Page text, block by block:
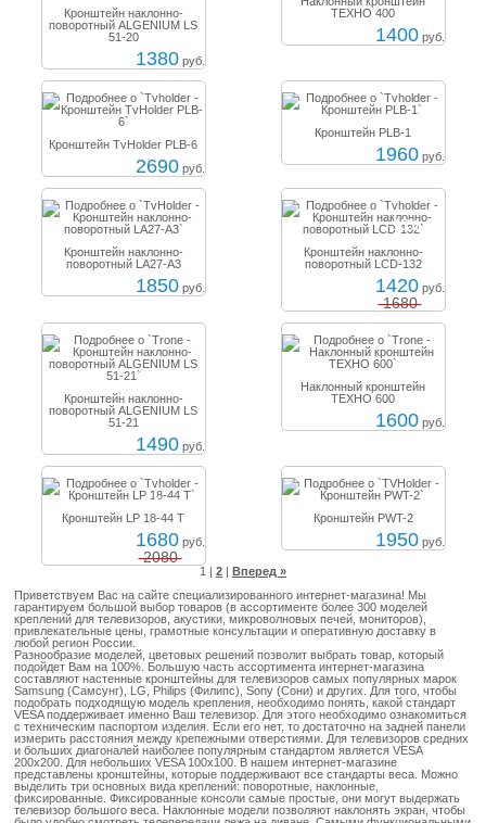
Кронштейн наклонно-
поворотный ALGENIUM LS
51-20
1380 руб.
ТЕХНО 400
1400 руб.
Кронштейн TvHolder PLB-6
2690 руб.
Кронштейн PLB-1
1960 руб.
Кронштейн наклонно-
поворотный LA27-A3
1850 руб.
-15%
Кронштейн наклонно-
поворотный LCD-132
1420 руб.
1680
Кронштейн наклонно-
поворотный ALGENIUM LS
51-21
1490 руб.
Наклонный кронштейн
ТЕХНО 600
1600 руб.
-19%
Кронштейн LP 18-44 T
1680 руб.
2080
Кронштейн PWT-2
1950 руб.
1 | 2 | Вперед »
Приветствуем Вас на сайте специализированного интернет-магазина! Мы
гарантируем большой выбор товаров (в ассортименте более 300 моделей
креплений для телевизоров, акустики, микроволновых печей, мониторов),
привлекательные цены, грамотные консультации и оперативную доставку в
любой регион России.
Разнообразие моделей, цветовых решений позволит выбрать товар, который
подойдет Вам на 100%. Большую часть ассортимента интернет-магазина
составляют настенные кронштейны для телевизоров самых популярных марок
Samsung (Самсунг), LG, Philips (Филипс), Sony (Сони) и других. Для того, чтобы
подобрать подходящую модель крепления, необходимо понять, какой стандарт
VESA поддерживает именно Ваш телевизор. Для этого необходимо ознакомиться
с техническим паспортом изделия. Если его нет, то достаточно на задней панели
измерить расстояния между крепежными отверстиями. Для телевизоров средних
и больших диагоналей наиболее популярным стандартом является VESA
200х200. Для небольших VESA 100х100. В нашем интернет-магазине
представлены кронштейны, которые поддерживают все стандарты веса. Можно
выделить три основных вида креплений: поворотные, наклонные,
фиксированные. Фиксированные консоли самые простые, они могут выдержать
телевизор большого веса. Наклонные модели позволяют наклонять экран, чтобы